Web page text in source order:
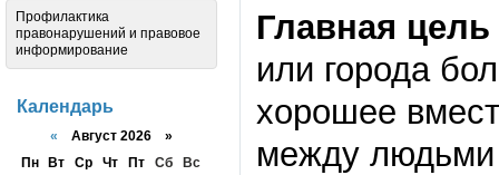
Главная цель
или города
хорошее
между людьми
Профилактика
правонарушений и правовое
информирование
Календарь
« Август 2026 »
Пн
Вт Ср Чт Пт Сб
Вс